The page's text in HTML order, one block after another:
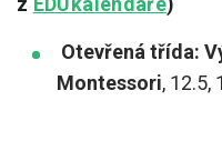
Otevřená třída:
Montessori, 12.5,